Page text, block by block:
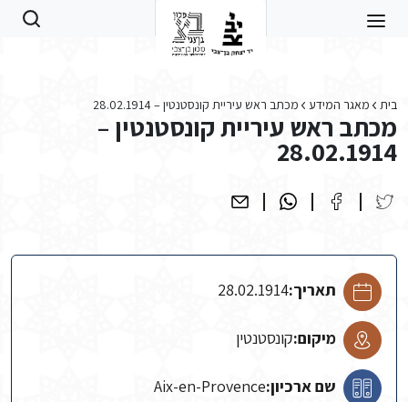
בית מאגר המידע מכתב ראש עיריית קונסטנטין – 28.02.1914
מכתב ראש עיריית קונסטנטין –
28.02.1914
תאריך:28.02.1914
מיקום:קונסטנטין
שם ארכיון:Aix-en-Provence